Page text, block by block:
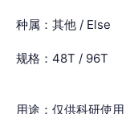
种属：其他 / Else
规格：48T / 96T
用途：仅供科研使用